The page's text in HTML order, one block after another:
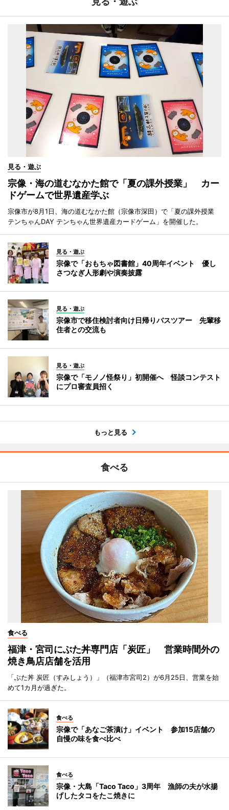
見る・遊ぶ
宗像・海の道むなかた館で「夏の課外授業」 カー
ドゲームで世界遺産学ぶ
宗像市が8月1日、海の道むなかた館（宗像市深田）で「夏の課外授業
テンちゃんDAY テンちゃん世界遺産カードゲーム」を開催した。
見る・遊ぶ
宗像で「おもちゃ図書館」40周年イベント 優し
さつなぎ人形劇や演奏披露
見る・遊ぶ
宗像市で移住検討者向け日帰りバスツアー 先輩移
住者との交流も
見る・遊ぶ
宗像で「モノノ怪祭り」初開催へ 怪談コンテスト
にプロ審査員招く
もっと見る
食べる
食べる
福津・宮司にぶた丼専門店「炭匠」 営業時間外の
焼き鳥店店舗を活用
「ぶた丼 炭匠（すみしょう）」（福津市宮司2）が6月25日、営業を始
めて1カ月が過ぎた。
食べる
宗像で「あなご茶漬け」イベント 参加15店舗の
自慢の味を食べ比べ
食べる
宗像・大島「Taco Taco」3周年 漁師の夫が水揚
げしたタコをたこ焼きに